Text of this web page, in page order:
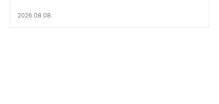
2026.08.08.